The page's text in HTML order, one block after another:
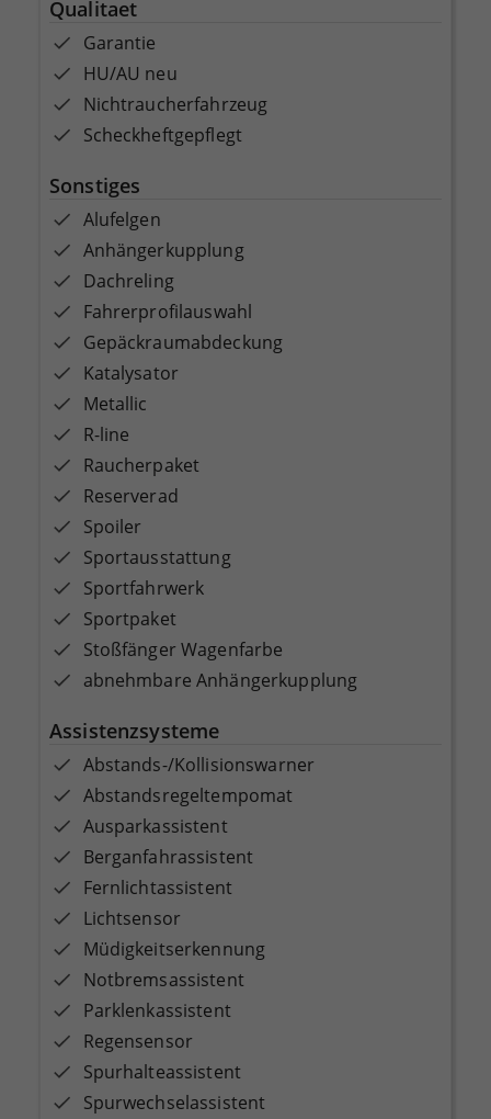
Qualitaet
Garantie
HU/AU neu
Nichtraucherfahrzeug
Scheckheftgepflegt
Sonstiges
Alufelgen
Anhängerkupplung
Dachreling
Fahrerprofilauswahl
Gepäckraumabdeckung
Katalysator
Metallic
R-line
Raucherpaket
Reserverad
Spoiler
Sportausstattung
Sportfahrwerk
Sportpaket
Stoßfänger Wagenfarbe
abnehmbare Anhängerkupplung
Assistenzsysteme
Abstands-/Kollisionswarner
Abstandsregeltempomat
Ausparkassistent
Berganfahrassistent
Fernlichtassistent
Lichtsensor
Müdigkeitserkennung
Notbremsassistent
Parklenkassistent
Regensensor
Spurhalteassistent
Spurwechselassistent